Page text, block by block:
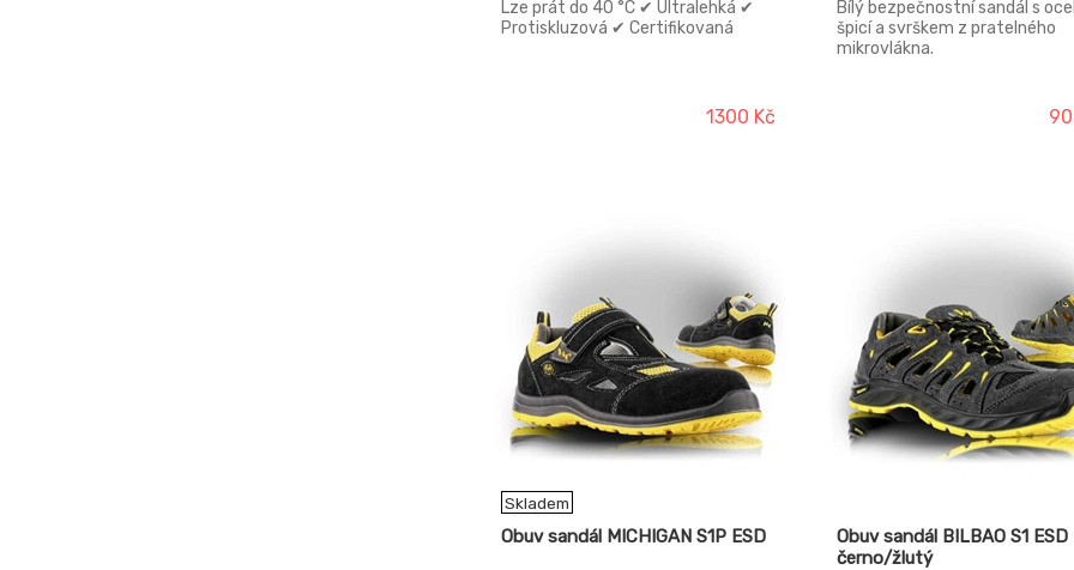
Lze prát do 40 °C ✔ Ultralehká ✔
Protiskluzová ✔ Certifikovaná
1300 Kč
Bílý bezpečnostní sandál s
špicí a svrškem z pratelného
mikrovlákna.
Skladem
Obuv sandál MICHIGAN S1P ESD
Obuv sandál BILBAO S1 ESD
černo/žlutý